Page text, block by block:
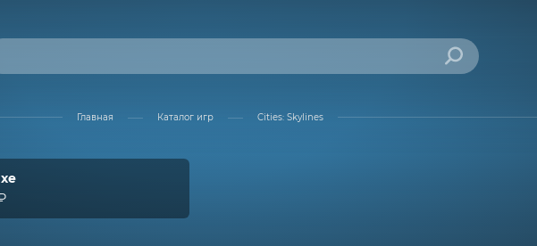
Главная Каталог игр Cities: Skylines